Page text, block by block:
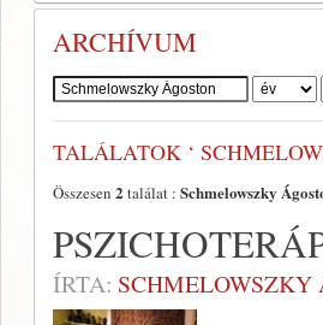
ARCHÍVUM
Szerző:
TALÁLATOK ‘
Összesen 2 találat : Schmelowszky
ÍRTA: SCHMELOWSZKY